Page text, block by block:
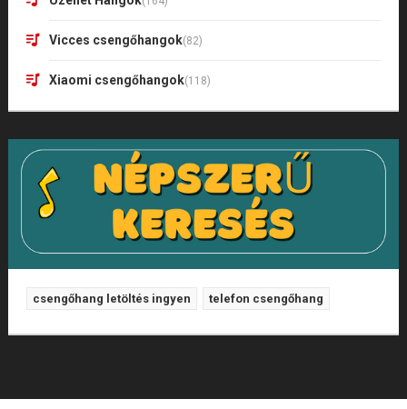
Vicces csengőhangok(82)
Xiaomi csengőhangok(118)
csengőhang letöltés ingyen telefon csengőhang